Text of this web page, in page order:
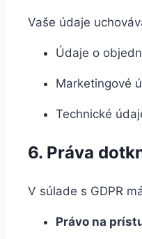
Vaše údaje
Údaje o
Marketingové
Technické
6. Práva
V súlade s GDPR
Právo na